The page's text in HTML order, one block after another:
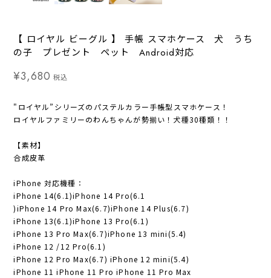
【 ロイヤル ビーグル 】 手帳 スマホケース 犬 うち
の子 プレゼント ペット Android対応
¥3,680 税込
"ロイヤル”シリーズのパステルカラー手帳型スマホケース！
ロイヤルファミリーのわんちゃんが勢揃い！犬種30種類！！
【素材】
合成皮革
iPhone 対応機種：
iPhone 14(6.1)iPhone 14 Pro(6.1
)iPhone 14 Pro Max(6.7)iPhone 14 Plus(6.7)
iPhone 13(6.1)iPhone 13 Pro(6.1)
iPhone 13 Pro Max(6.7)iPhone 13 mini(5.4)
iPhone 12 /12 Pro(6.1)
iPhone 12 Pro Max(6.7) iPhone 12 mini(5.4)
iPhone 11 iPhone 11 Pro iPhone 11 Pro Max